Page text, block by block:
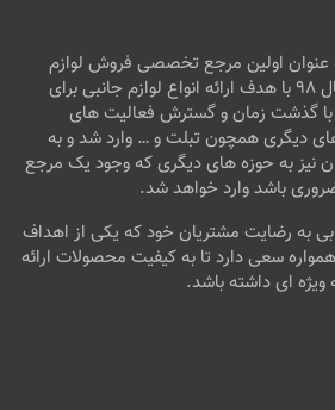
عنوان اولین مرجع تخصصی فروش لوازم
جانبی فعالیت خود را از سال ۹۸ با هدف ارائه انواع لوازم جانبی برای
با گذشت زمان و گسترش فعالیت های
دیگری همچون تبلت و … وارد شد و به
نیز به حوزه های دیگری که وجود یک مرجع
باشد وارد خواهد شد.
به رضایت مشتریان خود که یکی از اهداف
سعی دارد تا به کیفیت محصولات ارائه
ای داشته باشد.